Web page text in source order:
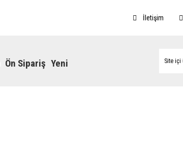
İletişim
Ön Sipariş Yeni